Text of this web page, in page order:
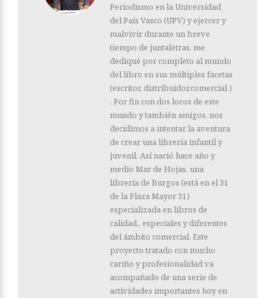
Periodismo en la Universidad
del País Vasco (UPV) y ejercer y
malvivir durante un breve
tiempo de juntaletras, me
dediqué por completo al mundo
del libro en sus múltiples facetas
(escritor, distribuidor,comercial )
. Por fin con dos locos de este
mundo y también amigos, nos
decidimos a intentar la aventura
de crear una librería infantil y
juvenil. Así nació hace año y
medio Mar de Hojas, una
librería de Burgos (está en el 31
de la Plaza Mayor 31)
especializada en libros de
calidad,, especiales y diferentes
del ámbito comercial. Este
proyecto tratado con mucho
cariño y profesionalidad va
acompañado de una serie de
actividades importantes hoy en